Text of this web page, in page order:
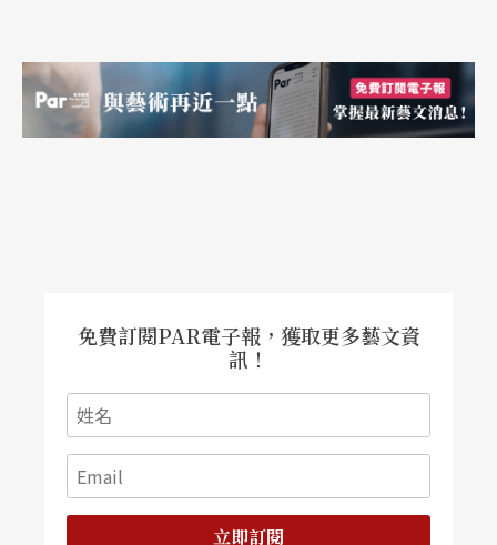
歌劇製作上，畢竟國外還是比較有經驗，或是說，
國外整個製作出來的水準可以帶給我們刺激。但站
對於國內歌劇人才，我認為應該優先考量國內的創
作者。我也相信團隊想要有的創作風格與類型，國
內都有能夠達到任務的人。例如近期有國內團隊想
演出一個作品，提案要如何尋找創作者，我們就在
會議中主動提出這個想法，並且列出人選推薦。
免費訂閱PAR電子報，獲取更多藝文資
訊！
立即訂閱